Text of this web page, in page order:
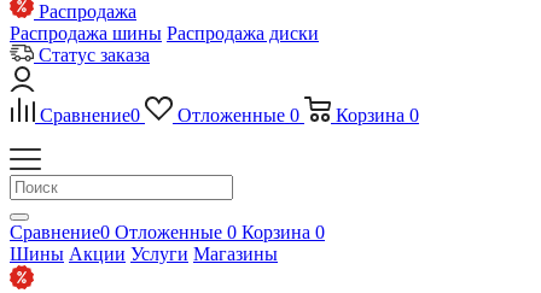
Распродажа
Распродажа шины Распродажа диски
Статус заказа
Сравнение0 Отложенные 0 Корзина 0
Сравнение0 Отложенные 0 Корзина 0
Шины Акции Услуги Магазины